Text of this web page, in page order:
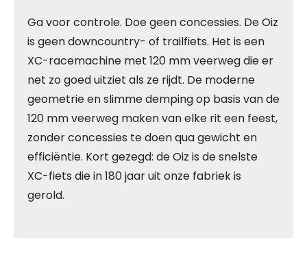
Ga voor controle. Doe geen concessies. De Oiz
is geen downcountry- of trailfiets. Het is een
XC-racemachine met 120 mm veerweg die er
net zo goed uitziet als ze rijdt. De moderne
geometrie en slimme demping op basis van de
120 mm veerweg maken van elke rit een feest,
zonder concessies te doen qua gewicht en
efficiëntie. Kort gezegd: de Oiz is de snelste
XC-fiets die in 180 jaar uit onze fabriek is
gerold.